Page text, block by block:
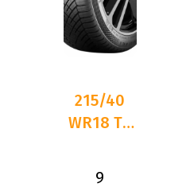
215/40
WR18 TL
ALL SEAS
9